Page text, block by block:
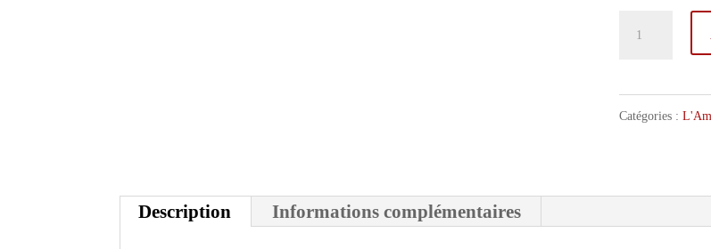
quantité
Solera
Catégories :
Description Informations complémentaires